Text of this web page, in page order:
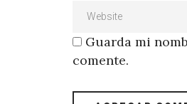
Guarda mi
comente.